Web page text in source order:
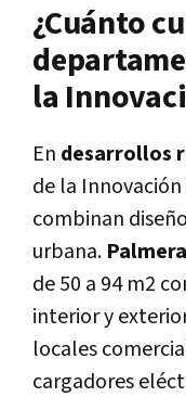
¿Cuánto
la
En desarrollos
de la
combinan
urbana.
de 50 a 94 m2
interior y
locales
cargadores